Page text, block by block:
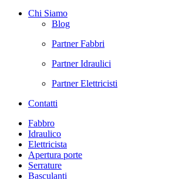
Chi Siamo
Blog
Partner Fabbri
Partner Idraulici
Partner Elettricisti
Contatti
Fabbro
Idraulico
Elettricista
Apertura porte
Serrature
Basculanti